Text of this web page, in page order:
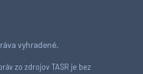
vyhradené.
zo zdrojov TASR je bez